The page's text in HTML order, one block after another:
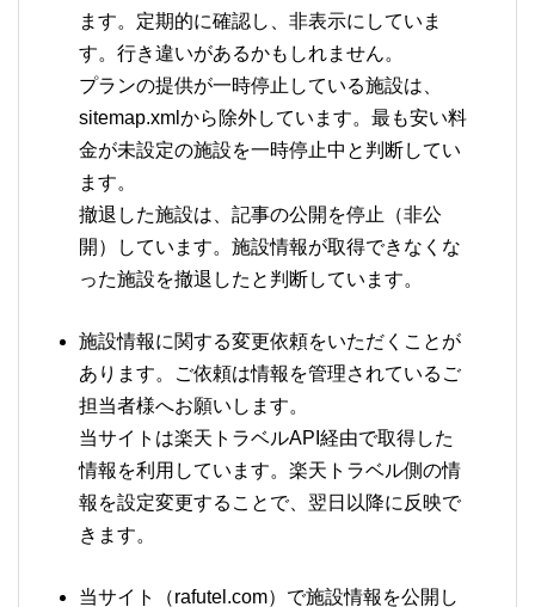
ます。定期的に確認し、非表示にしていま
す。行き違いがあるかもしれません。
プランの提供が一時停止している施設は、
sitemap.xmlから除外しています。最も安い料
金が未設定の施設を一時停止中と判断してい
ます。
撤退した施設は、記事の公開を停止（非公
開）しています。施設情報が取得できなくな
った施設を撤退したと判断しています。
施設情報に関する変更依頼をいただくことが
あります。ご依頼は情報を管理されているご
担当者様へお願いします。
当サイトは楽天トラベルAPI経由で取得した
情報を利用しています。楽天トラベル側の情
報を設定変更することで、翌日以降に反映で
きます。
当サイト（rafutel.com）で施設情報を公開し